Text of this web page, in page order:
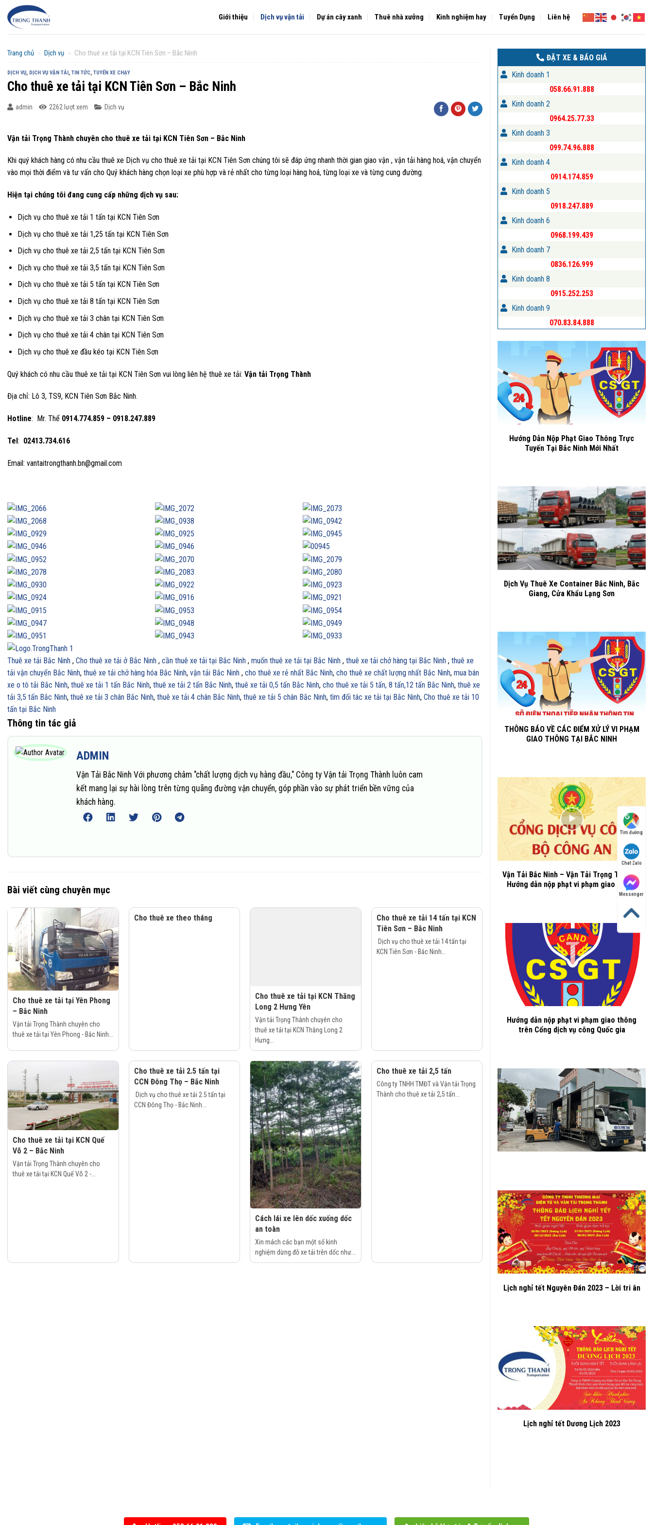
Chuyển
đến
Giới thiệu Dịch vụ vận tải Dự án cây xanh Thuê nhà xưởng Kinh nghiệm hay Tuyển Dụng Liên hệ
Trang chủ » Dịch vụ » Cho thuê xe tải tại KCN Tiên Sơn – Bắc Ninh
DỊCH VỤ, DỊCH VỤ VẬN TẢI, TIN TỨC, TUYẾN XE CHẠY
Cho thuê xe tải tại KCN Tiên Sơn – Bắc Ninh
admin 2262 lượt xem Dịch vụ
Vận tải Trọng Thành chuyên cho thuê xe tải tại KCN Tiên Sơn – Bắc Ninh
Khi quý khách hàng có nhu cầu thuê xe Dịch vụ cho thuê xe tải tại KCN Tiên Sơn chúng tôi sẽ đáp ứng nhanh thời gian giao vận , vận tải hàng hoá, vận chuyển
vào mọi thời điểm và tư vấn cho Quý khách hàng chọn loại xe phù hợp và rẻ nhất cho từng loại hàng hoá, từng loại xe và từng cung đường.
Hiện tại chúng tôi đang cung cấp những dịch vụ sau:
Dịch vụ cho thuê xe tải 1 tấn tại KCN Tiên Sơn
Dịch vụ cho thuê xe tải 1,25 tấn tại KCN Tiên Sơn
Dịch vụ cho thuê xe tải 2,5 tấn tại KCN Tiên Sơn
Dịch vụ cho thuê xe tải 3,5 tấn tại KCN Tiên Sơn
Dịch vụ cho thuê xe tải 5 tấn tại KCN Tiên Sơn
Dịch vụ cho thuê xe tải 8 tấn tại KCN Tiên Sơn
Dịch vụ cho thuê xe tải 3 chân tại KCN Tiên Sơn
Dịch vụ cho thuê xe tải 4 chân tại KCN Tiên Sơn
Dịch vụ cho thuê xe đầu kéo tại KCN Tiên Sơn
Quý khách có nhu cầu thuê xe tải tại KCN Tiên Sơn vui lòng liên hệ thuê xe tải: Vận tải Trọng Thành
Địa chỉ: Lô 3, TS9, KCN Tiên Sơn Bắc Ninh.
Hotline: Mr. Thể 0914.774.859 – 0918.247.889
Tel: 02413.734.616
Email: vantaitrongthanh.bn@gmail.com
Thuê xe tải Bắc Ninh , Cho thuê xe tải ở Bắc Ninh , cần thuê xe tải tại Bắc Ninh , muốn thuê xe tải tại Bắc Ninh , thuê xe tải chở hàng tại Bắc Ninh , thuê xe
tải vận chuyển Bắc Ninh, thuê xe tải chở hàng hóa Bắc Ninh, vận tải Bắc Ninh , cho thuê xe rẻ nhất Bắc Ninh, cho thuê xe chất lượng nhất Bắc Ninh, mua bán
xe o tô tải Bắc Ninh, thuê xe tải 1 tấn Bắc Ninh, thuê xe tải 2 tấn Bắc Ninh, thuê xe tải 0,5 tấn Bắc Ninh, cho thuê xe tải 5 tấn, 8 tấn,12 tấn Bắc Ninh, thuê xe
tải 3,5 tấn Bắc Ninh, thuê xe tải 3 chân Bắc Ninh, thuê xe tải 4 chân Bắc Ninh, thuê xe tải 5 chân Bắc Ninh, tìm đối tác xe tải tại Bắc Ninh, Cho thuê xe tải 10
tấn tại Bắc Ninh
Thông tin tác giả
ADMIN
Vận Tải Bắc Ninh Với phương châm "chất lượng dịch vụ hàng đầu," Công ty Vận tải Trọng Thành luôn cam
kết mang lại sự hài lòng trên từng quãng đường vận chuyển, góp phần vào sự phát triển bền vững của
khách hàng.
Bài viết cùng chuyên mục
Cho thuê xe tải tại Yên Phong
– Bắc Ninh
Vận tải Trọng Thành chuyên cho
thuê xe tải tại Yên Phong - Bắc Ninh...
Cho thuê xe theo tháng
Cho thuê xe tải tại KCN Thăng
Long 2 Hưng Yên
Vận tải Trọng Thành chuyên cho
thuê xe tải tại KCN Thăng Long 2
Hưng...
Cho thuê xe tải 14 tấn tại KCN
Tiên Sơn – Bắc Ninh
Dịch vụ cho thuê xe tải 14 tấn tại
KCN Tiên Sơn - Bắc Ninh...
Cho thuê xe tải tại KCN Quế
Võ 2 – Bắc Ninh
Vận tải Trọng Thành chuyên cho
thuê xe tải tại KCN Quế Võ 2 -...
Cho thuê xe tải 2.5 tấn tại
CCN Đông Thọ – Bắc Ninh
Dịch vụ cho thuê xe tải 2.5 tấn tại
CCN Đông Thọ - Bắc Ninh...
Cách lái xe lên dốc xuống dốc
an toàn
Xin mách các bạn một số kinh
nghiệm dừng đỗ xe tải trên dốc như...
Cho thuê xe tải 2,5 tấn
Công ty TNHH TMĐT và Vận tải Trọng
Thành cho thuê xe tải 2,5 tấn...
ĐẶT XE & BÁO GIÁ
Kinh doanh 1
058.66.91.888
Kinh doanh 2
0964.25.77.33
Kinh doanh 3
099.74.96.888
Kinh doanh 4
0914.174.859
Kinh doanh 5
0918.247.889
Kinh doanh 6
0968.199.439
Kinh doanh 7
0836.126.999
Kinh doanh 8
0915.252.253
Kinh doanh 9
070.83.84.888
Hướng Dẫn Nộp Phạt Giao Thông Trực
Tuyến Tại Bắc Ninh Mới Nhất
Dịch Vụ Thuê Xe Container Bắc Ninh, Bắc
Giang, Cửa Khẩu Lạng Sơn
THÔNG BÁO VỀ CÁC ĐIỂM XỬ LÝ VI PHẠM
GIAO THÔNG TẠI BẮC NINH
Vận Tải Bắc Ninh – Vận Tải Trọng Thành –
Hướng dẫn nộp phạt vi phạm giao thông
Hướng dẫn nộp phạt vi phạm giao thông
trên Cổng dịch vụ công Quốc gia
Lịch nghỉ tết Nguyên Đán 2023 – Lời tri ân
Lịch nghỉ tết Dương Lịch 2023
Tìm đường
Chat Zalo
Messenger